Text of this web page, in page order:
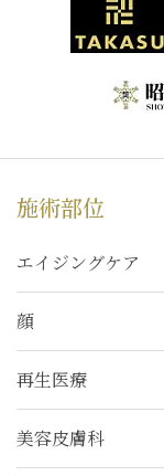
施術部位
エイジングケア
顔
再生医療
美容皮膚科